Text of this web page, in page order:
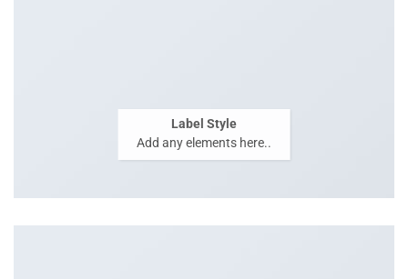
Label Style
Add any elements here..